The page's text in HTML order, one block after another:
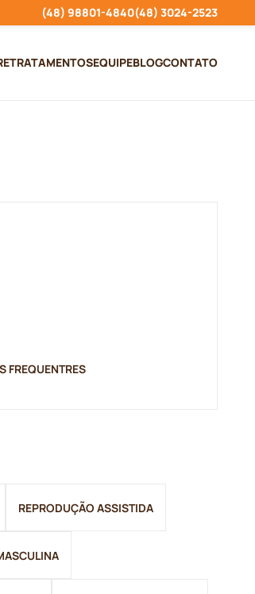
(48) 98801-4840(48) 3024-2523
TRATAMENTOSEQUIPEBLOGCONTATO
FREQUENTRES
REPRODUÇÃO ASSISTIDA